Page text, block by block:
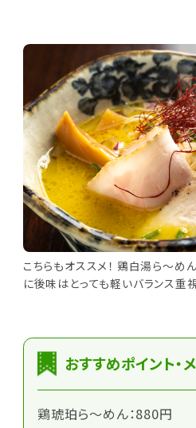
こちらもオススメ！ 鶏白湯ら～め
に後味はとっても軽いバランス重
おすすめポイント・
鶏琥珀ら～めん：880円